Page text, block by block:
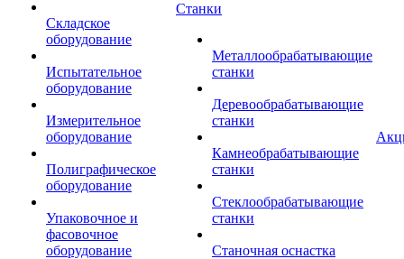
Складское
оборудование
Испытательное
оборудование
Измерительное
оборудование
Полиграфическое
оборудование
Упаковочное и
фасовочное
оборудование
Станки
Металлообрабатывающие
станки
Деревообрабатывающие
станки
Камнеобрабатывающие
станки
Стеклообрабатывающие
станки
Станочная оснастка